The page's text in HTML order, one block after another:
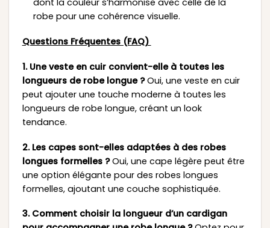
dont la couleur s’harmonise avec celle de la
robe pour une cohérence visuelle.
Questions Fréquentes (FAQ)
1. Une veste en cuir convient-elle à toutes les
longueurs de robe longue ?Oui, une veste en cuir
peut ajouter une touche moderne à toutes les
longueurs de robe longue, créant un look
tendance.
2. Les capes sont-elles adaptées à des robes
longues formelles ?Oui, une cape légère peut être
une option élégante pour des robes longues
formelles, ajoutant une couche sophistiquée.
3. Comment choisir la longueur d’un cardigan